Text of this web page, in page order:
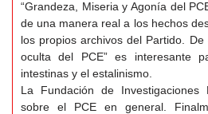
“Grandeza, Miseria y Agonía del
de una manera real a los hechos
los propios archivos del Partido.
oculta del PCE” es interesante
intestinas y el estalinismo.
La Fundación de Investigaciones
sobre el PCE en general.